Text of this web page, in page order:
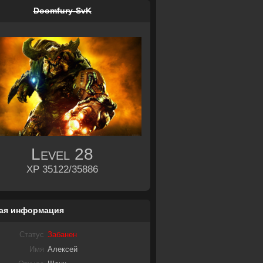
Doomfury-SvK
Level 28
XP 35122/35886
информация
Статус Забанен
Имя Алексей